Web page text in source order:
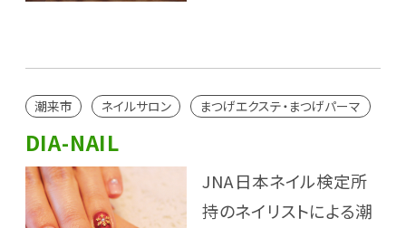
潮来市 ネイルサロン まつげエクステ・まつげパーマ
DIA-NAIL
JNA日本ネイル検定所
持のネイリストによる潮